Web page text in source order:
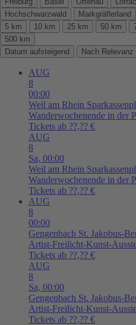
Hochschwarzwald
Markgräflerland
5 km
10 km 25 km 50 km
500 km
Datum aufsteigend
Nach Relevanz
AUG
8
00:00
Weil am Rhein
Wanderwochenende in der
Tickets ab ??,?? €
AUG
8
Sa, 00:00
Weil am Rhein
Wanderwochenende in der
Tickets ab ??,?? €
AUG
8
00:00
Gengenbach St. Jakobus-
Artist-Freilicht-Kunst-
Tickets ab ??,?? €
AUG
8
Sa, 00:00
Gengenbach St. Jakobus-
Artist-Freilicht-Kunst-
Tickets ab ??,?? €